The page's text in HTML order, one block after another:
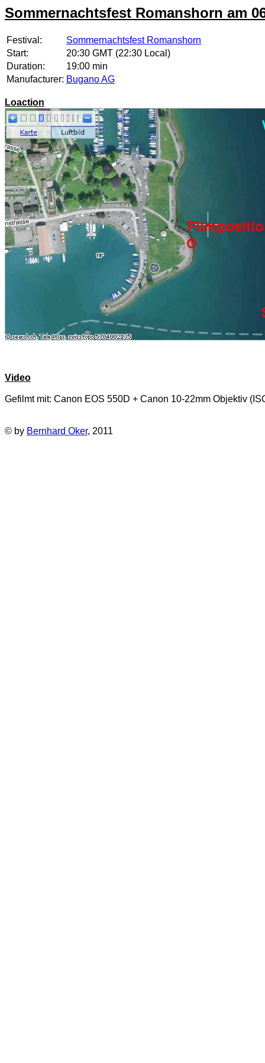
Sommernachtsfest Romanshorn am
Festival:
Sommernachtsfest Romanshorn
Start:
20:30 GMT (22:30 Local)
Duration:
19:00 min
Manufacturer: Bugano AG
Loaction
Video
Gefilmt mit: Canon EOS 550D + Canon 10-22mm Objektiv
© by Bernhard Oker, 2011